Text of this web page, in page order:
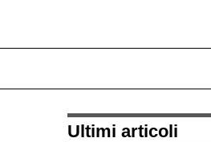
Ultimi articoli